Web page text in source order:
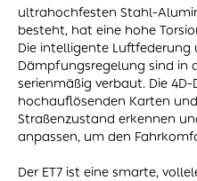
ultrahochfesten Stahl-
besteht, hat eine hohe
Die intelligente Luftfederung
Dämpfungsregelung sind in
serienmäßig verbaut. Die
hochauflösenden Karten
Straßenzustand erkennen
anpassen, um den
Der ET7 ist eine smarte,